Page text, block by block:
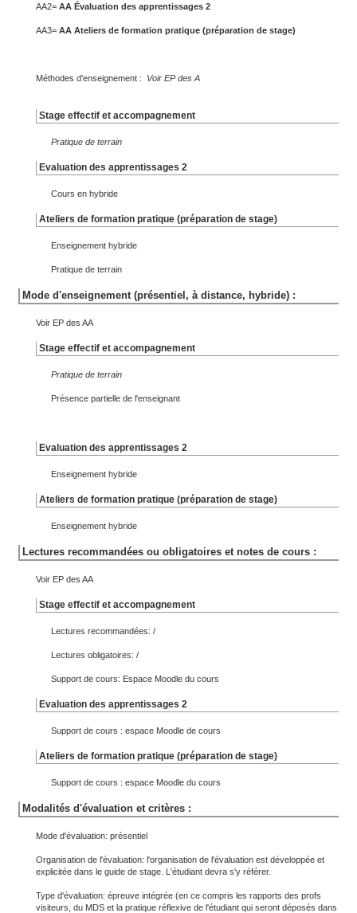
AA2= AA Évaluation des apprentissages 2
AA3= AA Ateliers de formation pratique (préparation de stage)
Méthodes d'enseignement : Voir EP des A
Stage effectif et accompagnement
Pratique de terrain
Evaluation des apprentissages 2
Cours en hybride
Ateliers de formation pratique (préparation de stage)
Enseignement hybride
Pratique de terrain
Mode d'enseignement (présentiel, à distance, hybride) :
Voir EP des AA
Stage effectif et accompagnement
Pratique de terrain
Présence partielle de l'enseignant
Evaluation des apprentissages 2
Enseignement hybride
Ateliers de formation pratique (préparation de stage)
Enseignement hybride
Lectures recommandées ou obligatoires et notes de cours :
Voir EP des AA
Stage effectif et accompagnement
Lectures recommandées: /
Lectures obligatoires: /
Support de cours: Espace Moodle du cours
Evaluation des apprentissages 2
Support de cours : espace Moodle de cours
Ateliers de formation pratique (préparation de stage)
Support de cours : espace Moodle du cours
Modalités d'évaluation et critères :
Mode d'évaluation: présentiel
Organisation de l'évaluation: l'organisation de l'évaluation est développée et
explicitée dans le guide de stage. L'étudiant devra s'y référer.
Type d'évaluation: épreuve intégrée (en ce compris les rapports des profs
visiteurs, du MDS et la pratique réflexive de l'étudiant qui seront déposés dans